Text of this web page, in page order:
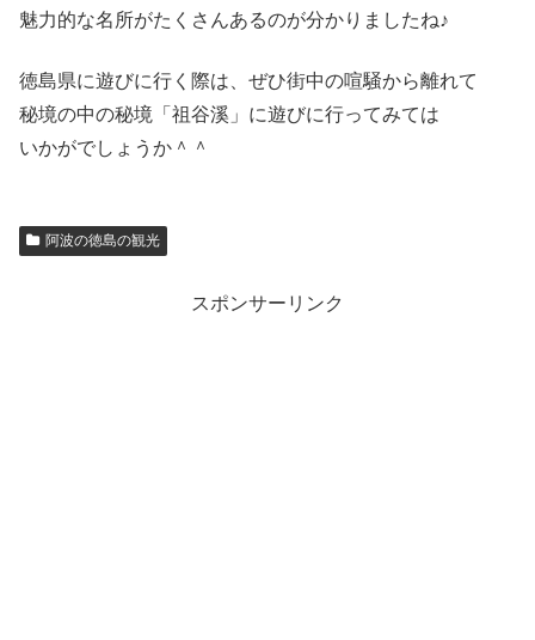
魅力的な名所がたくさんあるのが分かりましたね♪
徳島県に遊びに行く際は、ぜひ街中の喧騒から離れて
秘境の中の秘境「祖谷溪」に遊びに行ってみては
いかがでしょうか＾＾
阿波の徳島の観光
スポンサーリンク